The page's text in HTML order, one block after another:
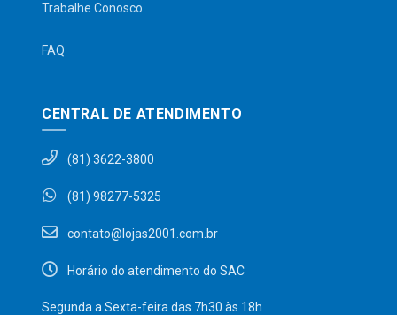
Trabalhe Conosco
FAQ
CENTRAL DE ATENDIMENTO
(81) 3622-3800
(81) 98277-5325
contato@lojas2001.com.br
Horário do atendimento do SAC
Segunda a Sexta-feira das 7h30 às 18h